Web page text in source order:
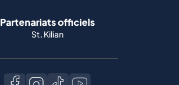
Partenariats officiels
St. Kilian